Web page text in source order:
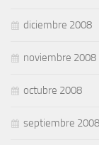
diciembre 2008
noviembre 2008
octubre 2008
septiembre 2008